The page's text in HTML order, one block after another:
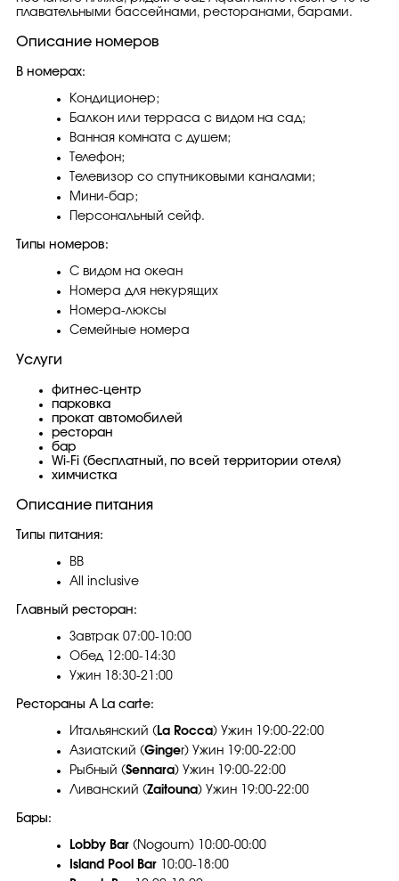
плавательными бассейнами, ресторанами, барами.
Описание номеров
В номерах:
Кондиционер;
Балкон или терраса с видом на сад;
Ванная комната с душем;
Телефон;
Телевизор со спутниковыми каналами;
Мини-бар;
Персональный сейф.
Типы номеров:
С видом на океан
Номера для некурящих
Номера-люксы
Семейные номера
Услуги
фитнес-центр
парковка
прокат автомобилей
ресторан
бар
Wi-Fi (бесплатный, по всей территории отеля)
химчистка
Описание питания
Типы питания:
BB
All inclusive
Главный ресторан:
Завтрак 07:00-10:00
Обед 12:00-14:30
Ужин 18:30-21:00
Рестораны A La carte:
Итальянский ( La Rocca) Ужин 19:00-22:00
Азиатский (Ginger) Ужин 19:00-22:00
Рыбный (Sennara) Ужин 19:00-22:00
Ливанский (Zaitouna) Ужин 19:00-22:00
Бары:
Lobby Bar (Nogoum) 10:00-00:00
Island Pool Bar
10:00-18:00